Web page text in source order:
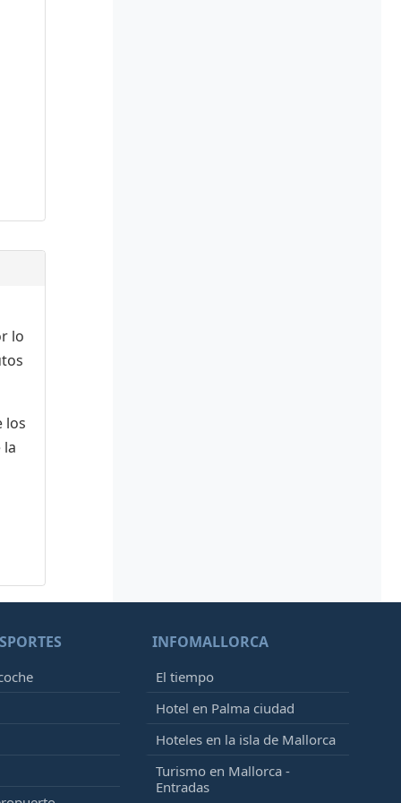
lo
los
la
INFOMALLORCA
El tiempo
Hotel en Palma ciudad
Hoteles en la isla de Mallorca
Turismo en Mallorca -
Entradas